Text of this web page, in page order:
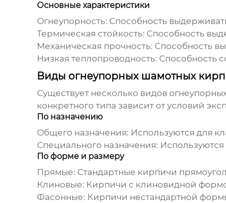
Основные характеристики
Огнеупорность: Способность
Термическая стойкость: Способность
Механическая прочность: Способность
Низкая теплопроводность: Способность
Виды огнеупорных шамотных
Существует несколько видов
конкретного типа зависит от условий
По назначению
Общего назначения: Используются для
Специального назначения:
По форме и размеру
Прямые: Стандартные кирпичи
Клиновые: Кирпичи с клиновидной
Фасонные: Кирпичи нестандартной